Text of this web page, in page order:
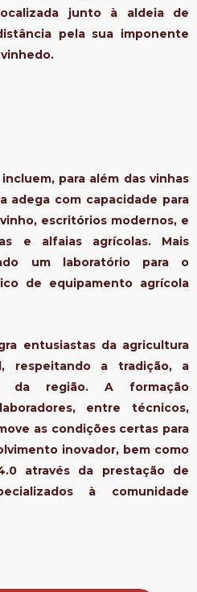
junto à aldeia de
pela sua imponente
para além das vinhas
adega com capacidade para
escritórios modernos, e
e alfaias agrícolas. Mais
um laboratório para o
de equipamento agrícola
entusiastas da agricultura
respeitando a tradição, a
região. A formação
entre técnicos,
as condições certas para
inovador, bem como
através da prestação de
à comunidade